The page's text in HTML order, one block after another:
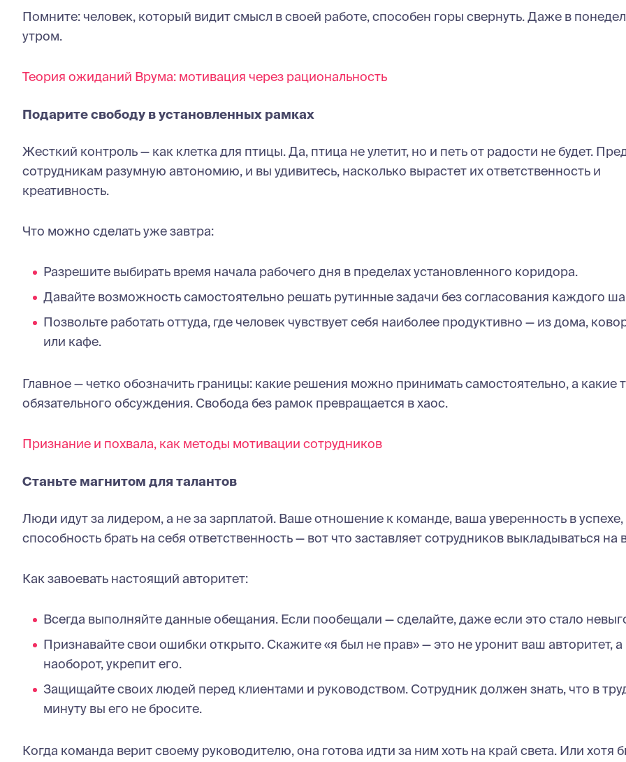
Помните: человек, который видит смысл в своей работе, способен горы свернуть. Даже в
утром.
Теория ожиданий Врума: мотивация через рациональность
Подарите свободу в установленных рамках
Жесткий контроль — как клетка для птицы. Да, птица не улетит, но и петь от радости не будет.
сотрудникам разумную автономию, и вы удивитесь, насколько вырастет их ответственность и
креативность.
Что можно сделать уже завтра:
Разрешите выбирать время начала рабочего дня в пределах установленного коридора.
Давайте возможность самостоятельно решать рутинные задачи без согласования каждого
Позвольте работать оттуда, где человек чувствует себя наиболее продуктивно — из дома,
или кафе.
Главное — четко обозначить границы: какие решения можно принимать самостоятельно, а какие
обязательного обсуждения. Свобода без рамок превращается в хаос.
Признание и похвала, как методы мотивации сотрудников
Станьте магнитом для талантов
Люди идут за лидером, а не за зарплатой. Ваше отношение к команде, ваша уверенность в
способность брать на себя ответственность — вот что заставляет сотрудников выкладываться на
Как завоевать настоящий авторитет:
Всегда выполняйте данные обещания. Если пообещали — сделайте, даже если это стало
Признавайте свои ошибки открыто. Скажите «я был не прав» — это не уронит ваш авторитет, а
наоборот, укрепит его.
Защищайте своих людей перед клиентами и руководством. Сотрудник должен знать, что в
минуту вы его не бросите.
Когда команда верит своему руководителю, она готова идти за ним хоть на край света. Или хотя